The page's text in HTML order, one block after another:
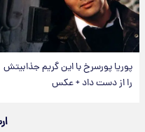
پوریا پورسرخ با این گریم جذابیتش
را از دست داد + عکس